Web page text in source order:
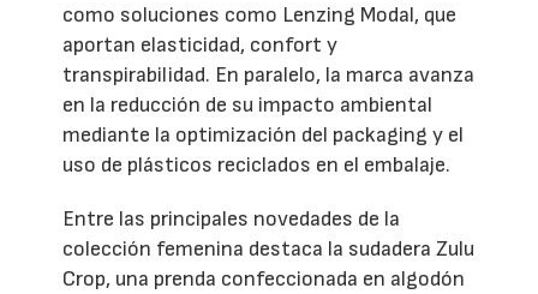
como soluciones como Lenzing Modal, que
aportan elasticidad, confort y
transpirabilidad. En paralelo, la marca avanza
en la reducción de su impacto ambiental
mediante la optimización del packaging y el
uso de plásticos reciclados en el embalaje.
Entre las principales novedades de la
colección femenina destaca la sudadera Zulu
Crop, una prenda confeccionada en algodón